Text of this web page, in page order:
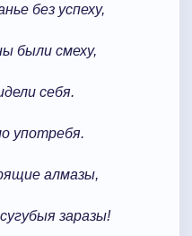
без успеху,
были смеху,
себя.
употребя.
алмазы,
заразы!